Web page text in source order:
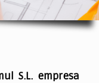
S.L. empresa